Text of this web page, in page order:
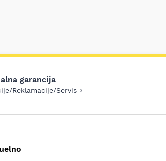
garancija
Reklamacije/Servis